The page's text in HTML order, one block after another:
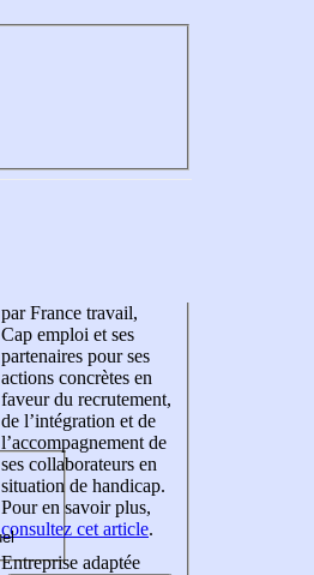
par France travail,
Cap emploi et ses
partenaires pour ses
actions concrètes en
faveur du recrutement,
de l’intégration et de
l’accompagnement de
ses collaborateurs en
situation de handicap.
Pour en savoir plus,
consultez cet article.
Entreprise adaptée